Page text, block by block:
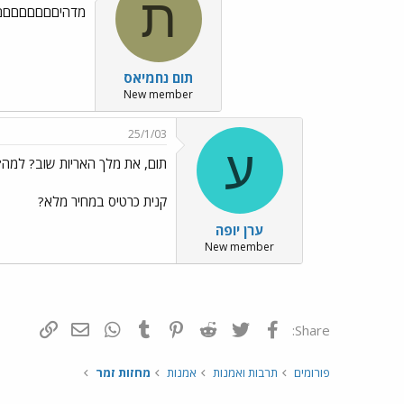
ת
תום נחמיאס
New member
ע
ערן יופה
New member
25/1/03
תום, את מלך האריות שוב?
קנית כרטיס במחיר מלא?
Share: פייסבוק Twitter
Reddit
Pinterest
Tumblr
WhatsAppדואר אלקטרוני
פורומים תרבות ואמנות אמנות מחזות זמר